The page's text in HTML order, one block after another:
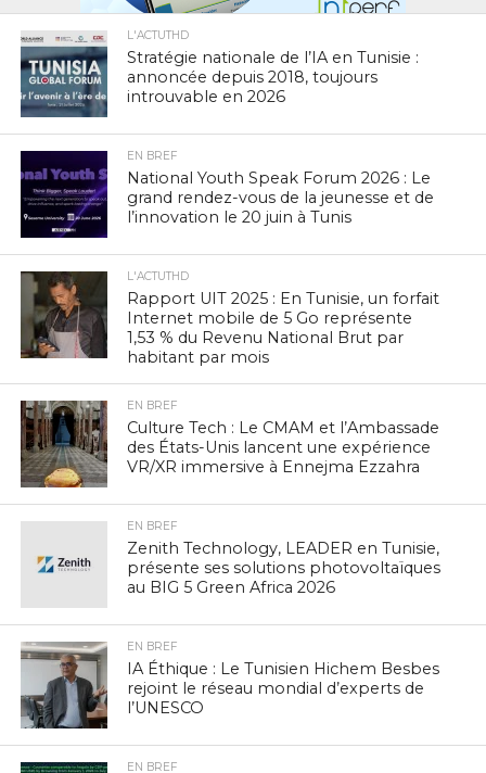
L'ACTUTHD
Stratégie nationale de l’IA en Tunisie :
annoncée depuis 2018, toujours
introuvable en 2026
EN BREF
National Youth Speak Forum 2026 : Le
grand rendez-vous de la jeunesse et de
l’innovation le 20 juin à Tunis
L'ACTUTHD
Rapport UIT 2025 : En Tunisie, un forfait
Internet mobile de 5 Go représente
1,53 % du Revenu National Brut par
habitant par mois
EN BREF
Culture Tech : Le CMAM et l’Ambassade
des États-Unis lancent une expérience
VR/XR immersive à Ennejma Ezzahra
EN BREF
Zenith Technology, LEADER en Tunisie,
présente ses solutions photovoltaïques
au BIG 5 Green Africa 2026
EN BREF
IA Éthique : Le Tunisien Hichem Besbes
rejoint le réseau mondial d’experts de
l’UNESCO
EN BREF